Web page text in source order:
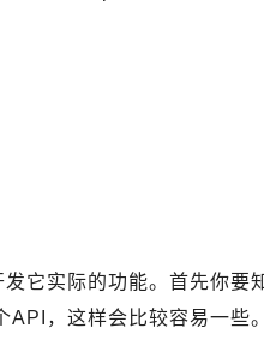
它实际的功能。首先你要
API，这样会比较容易一些